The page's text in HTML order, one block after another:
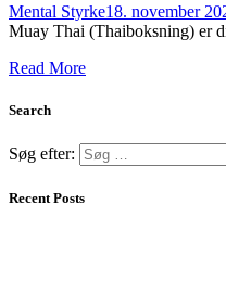
Mental Styrke18. november
Muay Thai (Thaiboksning) er
Read More
Search
Søg efter:
Recent Posts